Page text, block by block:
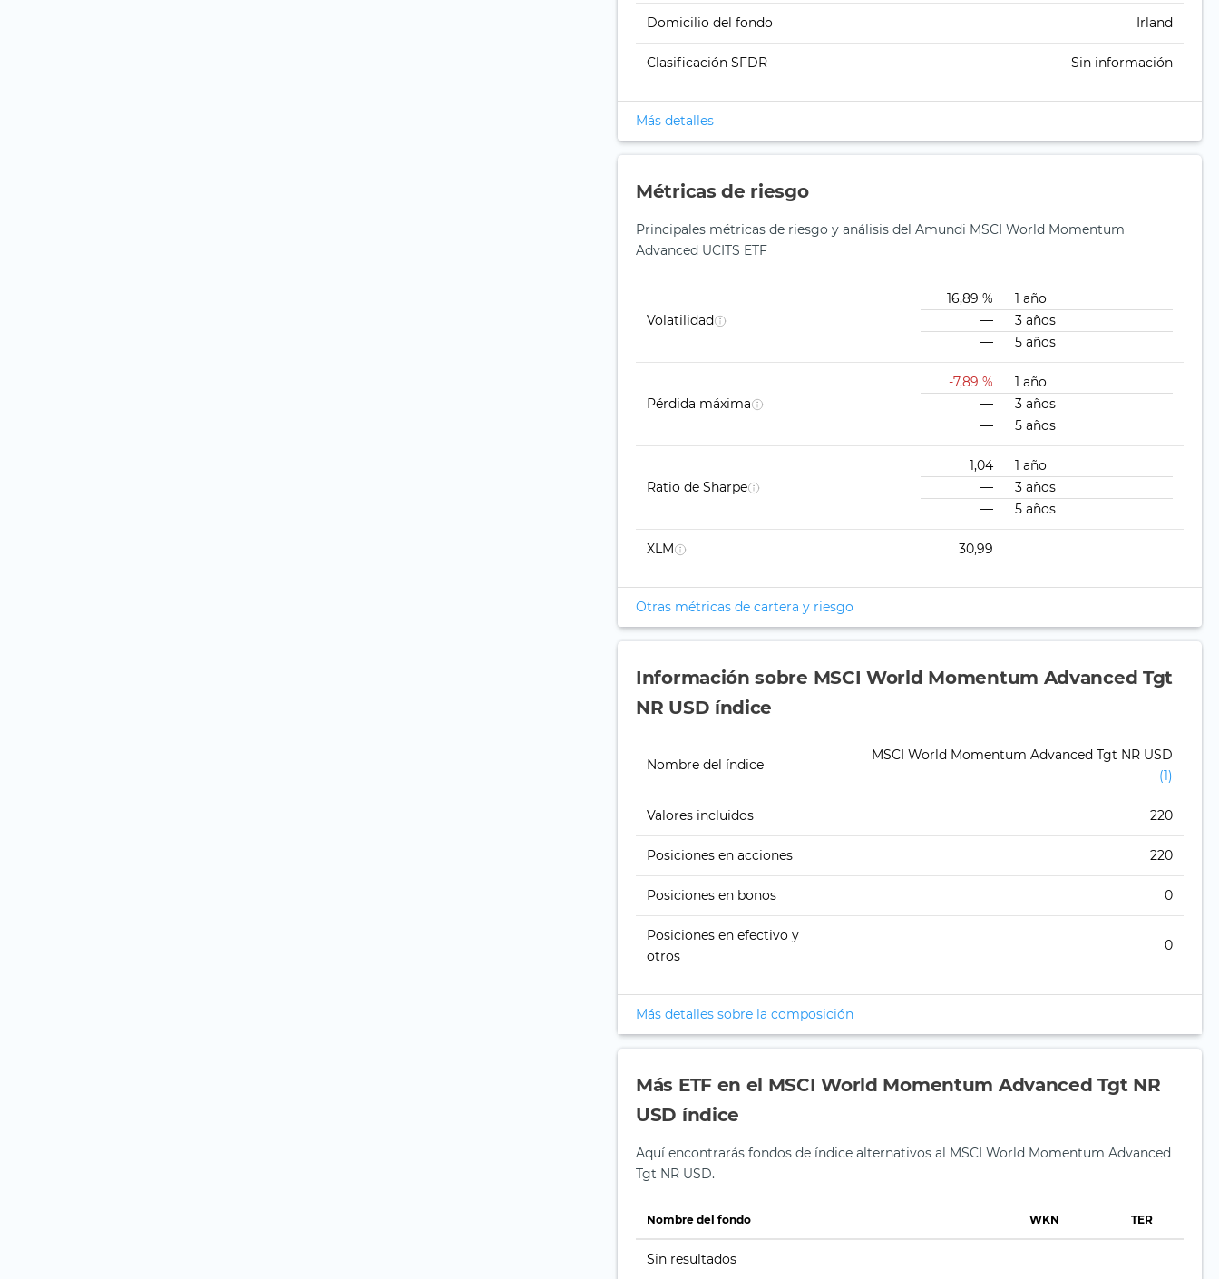
Domicilio del fondo Irland
Clasificación SFDR Sin información
Más detalles
Métricas de riesgo
Principales métricas de riesgo y análisis del Amundi MSCI World Momentum
Advanced UCITS ETF
Volatilidad
16,89 %
1 año
—
3 años
—
5 años
Pérdida máxima
-7,89 %
1 año
—
3 años
—
5 años
Ratio de Sharpe
1,04
1 año
—
3 años
—
5 años
XLM 30,99
Otras métricas de cartera y riesgo
Información sobre MSCI World Momentum Advanced Tgt
NR USD índice
Nombre del índice
MSCI World Momentum Advanced Tgt NR USD
(1)
Valores incluidos 220
Posiciones en acciones 220
Posiciones en bonos 0
Posiciones en efectivo y
otros
0
Más detalles sobre la composición
Más ETF en el MSCI World Momentum Advanced Tgt NR
USD índice
Aquí encontrarás fondos de índice alternativos al MSCI World Momentum Advanced
Tgt NR USD.
Nombre del fondo WKN TER
Sin resultados